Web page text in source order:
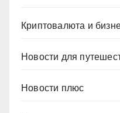
Криптовалюта и
Новости для
Новости плюс